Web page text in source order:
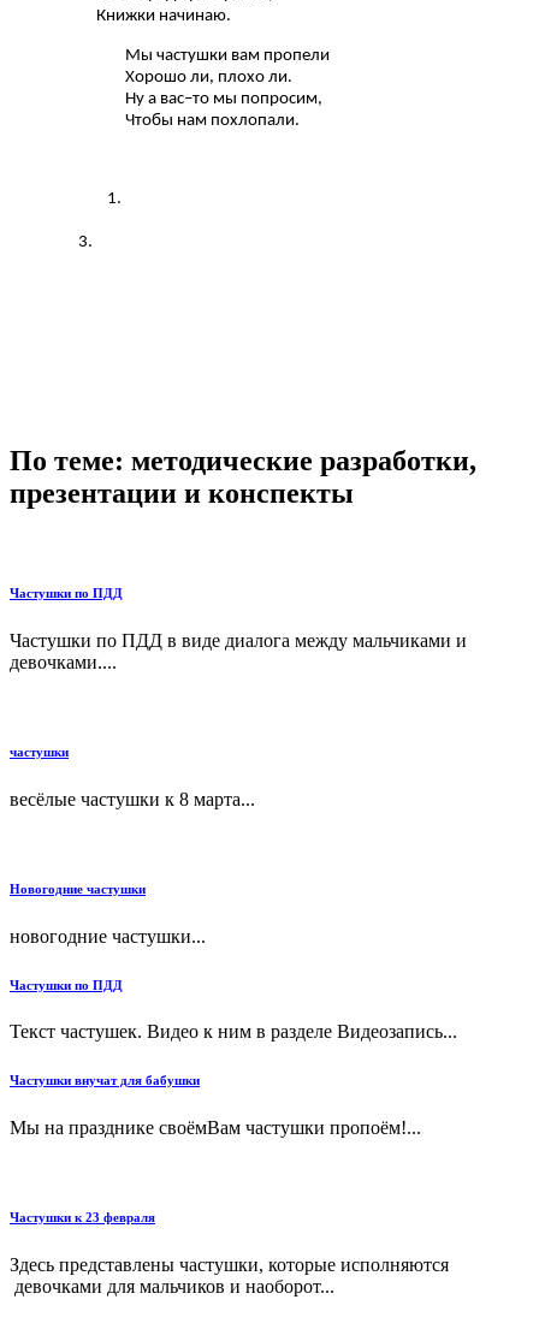
Книжки начинаю.
Мы частушки вам пропели
Хорошо ли, плохо ли.
Ну а вас–то мы попросим,
Чтобы нам похлопали.
По теме: методические разработки,
презентации и конспекты
Частушки по ПДД
Частушки по ПДД в виде диалога между мальчиками и
девочками....
частушки
весёлые частушки к 8 марта...
Новогодние частушки
новогодние частушки...
Частушки по ПДД
Текст частушек. Видео к ним в разделе Видеозапись...
Частушки внучат для бабушки
Мы на празднике своёмВам частушки пропоём!...
Частушки к 23 февраля
Здесь представлены частушки, которые исполняются
девочками для мальчиков и наоборот...